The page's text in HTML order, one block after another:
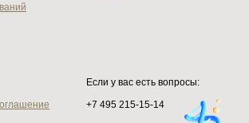
Если у вас есть вопросы:
+7 495 215‑15-14